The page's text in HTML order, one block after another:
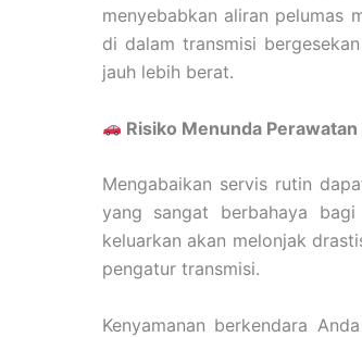
menyebabkan aliran pelumas
di dalam transmisi
jauh lebih berat.
Risiko Menunda
Mengabaikan servis rutin
yang sangat berbahaya
keluarkan akan melonjak
pengatur transmisi.
Kenyamanan berkendara